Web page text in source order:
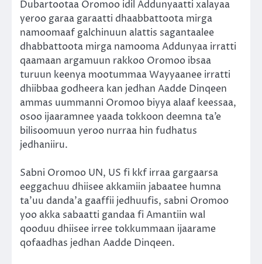
Dubartootaa Oromoo idil Addunyaatti xalayaa
yeroo garaa garaatti dhaabbattoota mirga
namoomaaf galchinuun alattis sagantaalee
dhabbattoota mirga namooma Addunyaa irratti
qaamaan argamuun rakkoo Oromoo ibsaa
turuun keenya mootummaa Wayyaanee irratti
dhiibbaa godheera kan jedhan Aadde Dinqeen
ammas uummanni Oromoo biyya alaaf keessaa,
osoo ijaaramnee yaada tokkoon deemna ta’e
bilisoomuun yeroo nurraa hin fudhatus
jedhaniiru.
Sabni Oromoo UN, US fi kkf irraa gargaarsa
eeggachuu dhiisee akkamiin jabaatee humna
ta’uu danda’a gaaffii jedhuufis, sabni Oromoo
yoo akka sabaatti gandaa fi Amantiin wal
qooduu dhiisee irree tokkummaan ijaarame
qofaadhas jedhan Aadde Dinqeen.